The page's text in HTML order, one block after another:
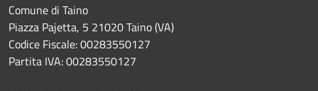
Comune di Taino
Piazza Pajetta, 5 21020 Taino (VA)
Codice Fiscale: 00283550127
Partita IVA: 00283550127